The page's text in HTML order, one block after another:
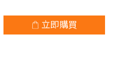
立即購買